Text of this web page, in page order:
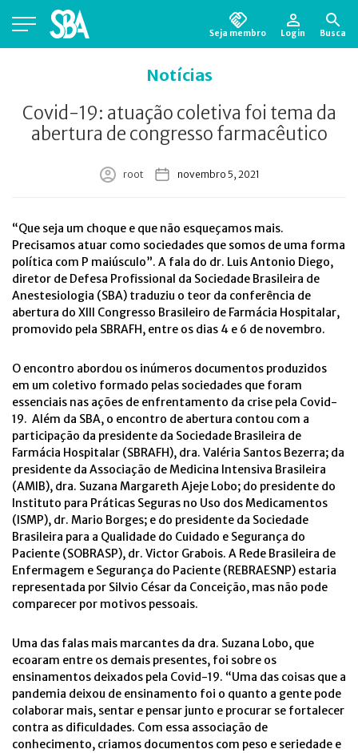
Seja membro Login Busca
Notícias
Covid-19: atuação coletiva foi tema da
abertura de congresso farmacêutico
root novembro 5, 2021
“Que seja um choque e que não esqueçamos mais.
Precisamos atuar como sociedades que somos de uma forma
política com P maiúsculo”. A fala do dr. Luis Antonio Diego,
diretor de Defesa Profissional da Sociedade Brasileira de
Anestesiologia (SBA) traduziu o teor da conferência de
abertura do XIII Congresso Brasileiro de Farmácia Hospitalar,
promovido pela SBRAFH, entre os dias 4 e 6 de novembro.
O encontro abordou os inúmeros documentos produzidos
em um coletivo formado pelas sociedades que foram
essenciais nas ações de enfrentamento da crise pela Covid-
19. Além da SBA, o encontro de abertura contou com a
participação da presidente da Sociedade Brasileira de
Farmácia Hospitalar (SBRAFH), dra. Valéria Santos Bezerra; da
presidente da Associação de Medicina Intensiva Brasileira
(AMIB), dra. Suzana Margareth Ajeje Lobo; do presidente do
Instituto para Práticas Seguras no Uso dos Medicamentos
(ISMP), dr. Mario Borges; e do presidente da Sociedade
Brasileira para a Qualidade do Cuidado e Segurança do
Paciente (SOBRASP), dr. Victor Grabois. A Rede Brasileira de
Enfermagem e Segurança do Paciente (REBRAESNP) estaria
representada por Silvio César da Conceição, mas não pode
comparecer por motivos pessoais.
Uma das falas mais marcantes da dra. Suzana Lobo, que
ecoaram entre os demais presentes, foi sobre os
ensinamentos deixados pela Covid-19. “Uma das coisas que a
pandemia deixou de ensinamento foi o quanto a gente pode
colaborar mais, sentar e pensar junto e procurar se fortalecer
contra as dificuldades. Com essa associação de
conhecimento, criamos documentos com peso e seriedade e